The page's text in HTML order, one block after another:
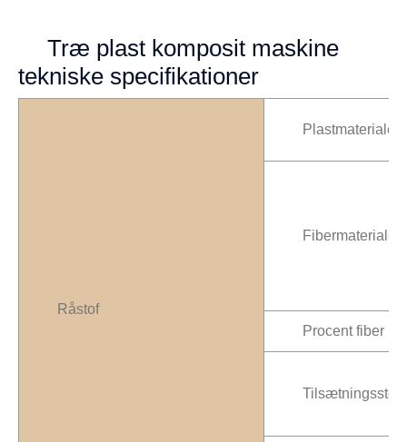
Træ plast komposit maskine
tekniske specifikationer
Råstof
Plastmateriale
Fibermateriale
Procent fiber